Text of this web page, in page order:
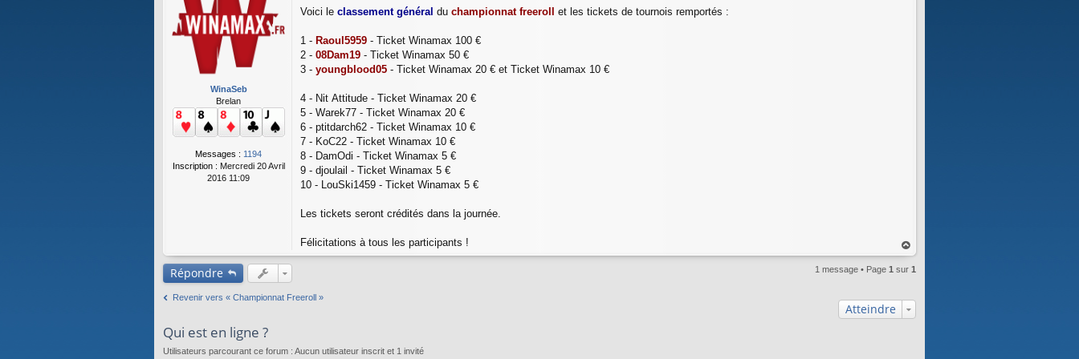
WinaSeb
Brelan
Messages : 1194
Inscription : Mercredi 20 Avril
2016 11:09
e
e
Voici le classement général du championnat freeroll et les tickets de tournois remportés :
1 - Raoul5959 - Ticket Winamax 100 €
2 - 08Dam19 - Ticket Winamax 50 €
3 - youngblood05 - Ticket Winamax 20 € et Ticket Winamax 10 €
4 - Nit Attitude - Ticket Winamax 20 €
5 - Warek77 - Ticket Winamax 20 €
6 - ptitdarch62 - Ticket Winamax 10 €
7 - KoC22 - Ticket Winamax 10 €
8 - DamOdi - Ticket Winamax 5 €
9 - djoulail - Ticket Winamax 5 €
10 - LouSki1459 - Ticket Winamax 5 €
Les tickets seront crédités dans la journée.
Félicitations à tous les participants !
au
Répondre 1 message • Page 1 sur 1
Revenir vers « Championnat Freeroll »
Atteindre
Qui est en ligne ?
Utilisateurs parcourant ce forum : Aucun utilisateur inscrit et 1 invité